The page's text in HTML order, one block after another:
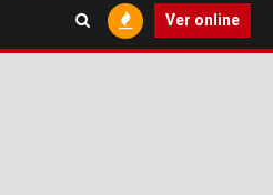
Ver online